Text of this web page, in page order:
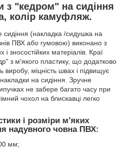
з "кедром" на сидіння
колір камуфляж.
(накладка /сидушка на
ПВХ або гумовою) виконано з
зносостійких матеріалів. Краї
з м'якого пластику, що додатково
виробу, міцність швах і підвищує
на сидіння. Зручне
не забере багато часу при
чохол на блискавці легко
і розміри м'яких
надувного човна ПВХ:
мм;